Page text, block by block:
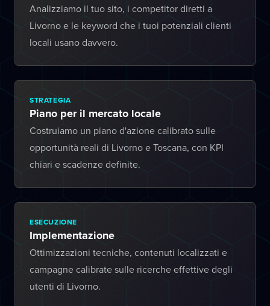
Analizziamo il tuo sito, i competitor diretti a
Livorno e le keyword che i tuoi potenziali clienti
locali usano davvero.
STRATEGIA
Piano per il mercato locale
Costruiamo un piano d'azione calibrato sulle
opportunità reali di Livorno e Toscana, con KPI
chiari e scadenze definite.
ESECUZIONE
Implementazione
Ottimizzazioni tecniche, contenuti localizzati e
campagne calibrate sulle ricerche effettive degli
utenti di Livorno.